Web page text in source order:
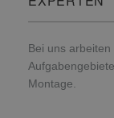
Bei uns
Montage.